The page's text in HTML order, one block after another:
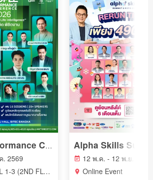
People Performance Conference (PPC2026) - YEAR OF WORK LIFE INTELLIGENCE
. 2569
BITEC BANGNA
12 พ.ค. - 12 พ.ย. 2569
Online Event